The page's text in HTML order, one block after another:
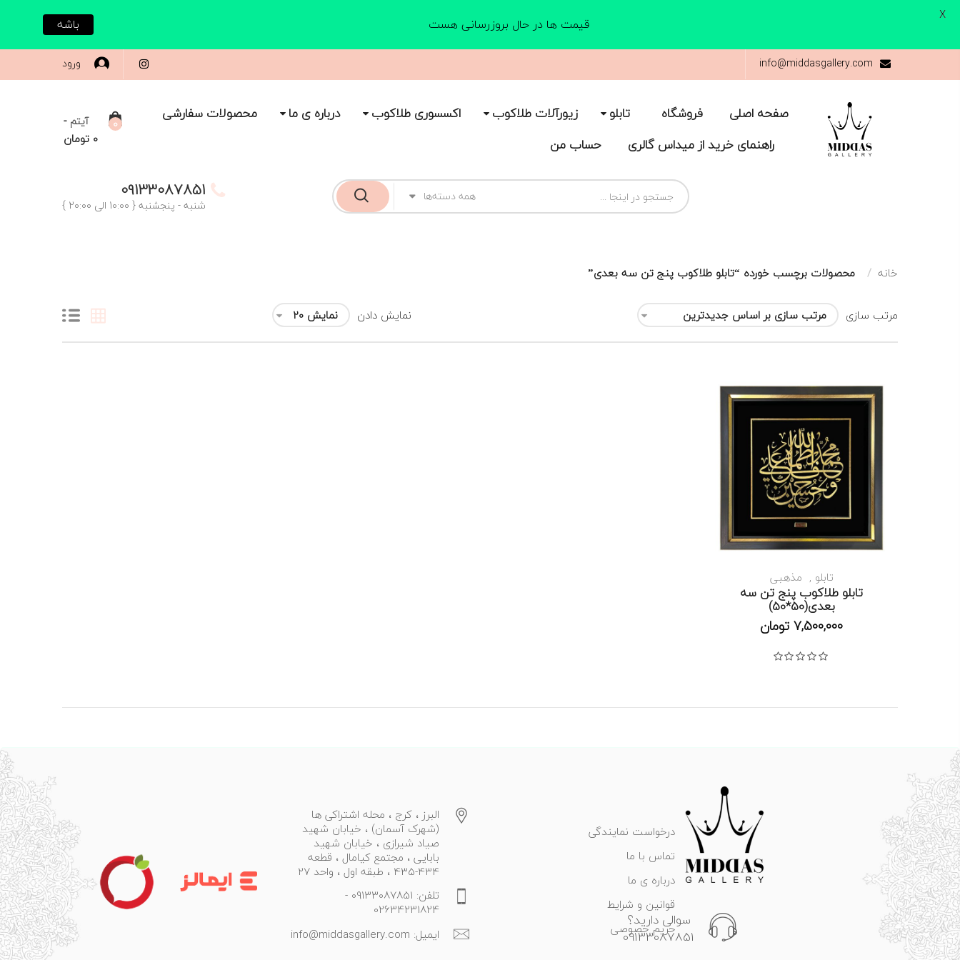
info@middasgallery.com ورود
صفحه اصلی فروشگاه تابلو زیورآلات طلاکوب اکسسوری طلاکوب درباره ی ما
محصولات سفارشی
راهنمای خرید از میداس گالری
حساب من
0 آیتم -
0 تومان
همه دسته‌ها 09133087851
شنبه - پنجشنبه { 10:00 الی 20:00 }
خانه محصولات برچسب خورده “تابلو طلاکوب پنج تن سه بعدی”
مرتب سازی نمایش دادن
موجود است
تابلو مذهبی
تابلو طلاکوب پنج تن سه
بعدی(50*50)
7,500,000تومان
نمره0از 5
قیمت ها در حال بروزرسانی هست باشه X
سوالی دارید؟
09133087851
درخواست نمایندگی
تماس با ما
درباره ی ما
قوانین و شرایط
حریم خصوصی
البرز ، کرج ، محله اشتراکی ها
(شهرک آسمان) ، خیابان شهید
صیاد شیرازی ، خیابان شهید
بابایی ، مجتمع کیامال ، قطعه
434-435 ، طبقه اول ، واحد 27
تلفن: 09133087851 -
02634231824
ایمیل: info@middasgallery.com